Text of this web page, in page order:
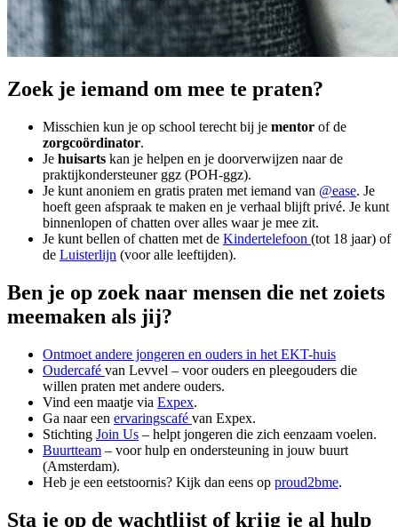
Zoek je iemand om mee te praten?
Misschien kun je op school terecht bij je mentor of de
zorgcoördinator.
Je huisarts kan je helpen en je doorverwijzen naar de
praktijkondersteuner ggz (POH-ggz).
Je kunt anoniem en gratis praten met iemand van @ease. Je
hoeft geen afspraak te maken en je verhaal blijft privé. Je kunt
binnenlopen of chatten over alles waar je mee zit.
Je kunt bellen of chatten met de Kindertelefoon (tot 18 jaar) of
de Luisterlijn (voor alle leeftijden).
Ben je op zoek naar mensen die net zoiets
meemaken als jij?
Ontmoet andere jongeren en ouders in het EKT-huis
Oudercafé van Levvel – voor ouders en pleegouders die
willen praten met andere ouders.
Vind een maatje via Expex.
Ga naar een ervaringscafé van Expex.
Stichting Join Us – helpt jongeren die zich eenzaam voelen.
Buurtteam – voor hulp en ondersteuning in jouw buurt
(Amsterdam).
Heb je een eetstoornis? Kijk dan eens op proud2bme.
Sta je op de wachtlijst of krijg je al hulp